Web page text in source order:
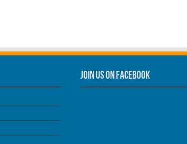
Join us on Facebook